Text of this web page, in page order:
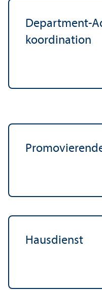
Department-
koordination
Hausdienst